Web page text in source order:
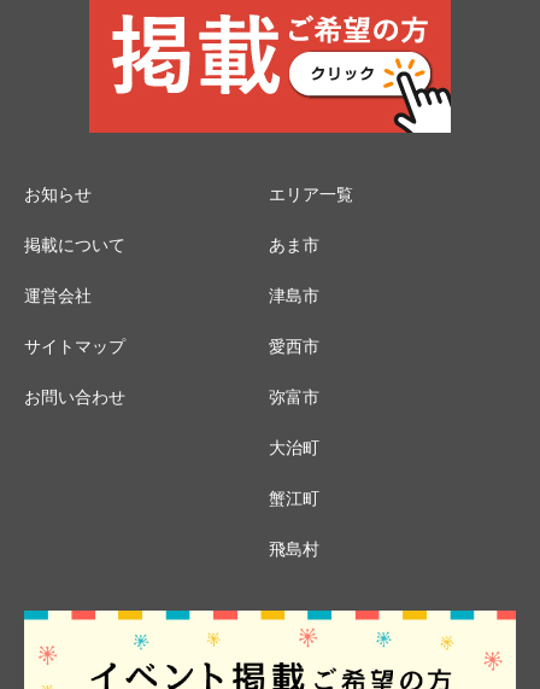
お知らせ
掲載について
運営会社
サイトマップ
お問い合わせ
エリア一覧
あま市
津島市
愛西市
弥富市
大治町
蟹江町
飛島村